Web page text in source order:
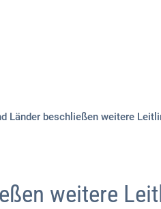
Länder beschließen weitere
weitere